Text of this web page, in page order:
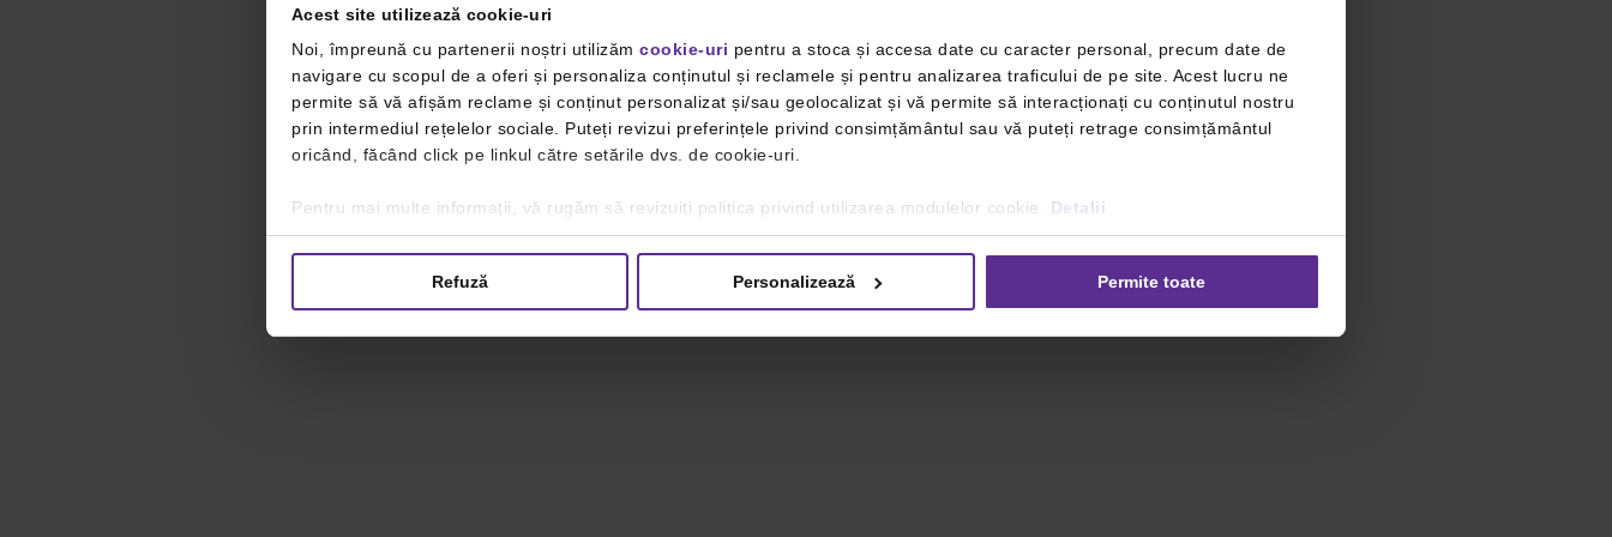
Acest site utilizează cookie-uri
Noi, împreună cu partenerii noștri utilizăm cookie-uri pentru a stoca și accesa date cu caracter personal, precum date de
navigare cu scopul de a oferi și personaliza conținutul și reclamele și pentru analizarea traficului de pe site. Acest lucru ne
permite să vă afișăm reclame și conținut personalizat și/sau geolocalizat și vă permite să interacționați cu conținutul nostru
prin intermediul rețelelor sociale. Puteți revizui preferințele privind consimțământul sau vă puteți retrage consimțământul
oricând, făcând click pe linkul către setările dvs. de cookie-uri.
Pentru mai multe informații, vă rugăm să revizuiți politica privind utilizarea modulelor cookie. Detalii
Refuză Personalizează Permite toate